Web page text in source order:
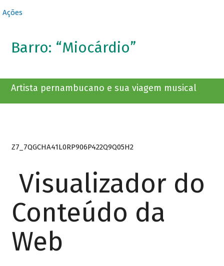
Ações
Barro: “Miocárdio”
Artista pernambucano e sua viagem musical
Z7_7QGCHA41L0RP906P422Q9Q05H2
Visualizador do
Conteúdo da
Web